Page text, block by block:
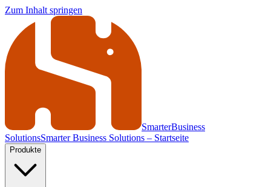
Zum Inhalt springen
SmarterBusiness
SolutionsSmarter Business Solutions – Startseite
Produkte